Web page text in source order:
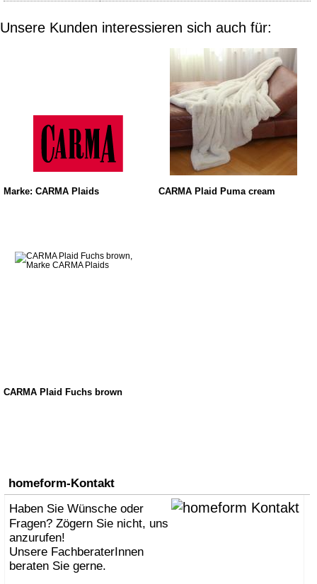
Unsere Kunden interessieren sich auch für:
Marke: CARMA Plaids CARMA Plaid Puma cream
CARMA Plaid Fuchs brown
homeform-Kontakt
Haben Sie Wünsche oder
Fragen? Zögern Sie nicht, uns
anzurufen!
Unsere FachberaterInnen
beraten Sie gerne.